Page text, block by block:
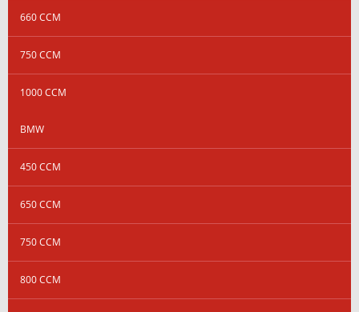
660 CCM
750 CCM
1000 CCM
BMW
450 CCM
650 CCM
750 CCM
800 CCM